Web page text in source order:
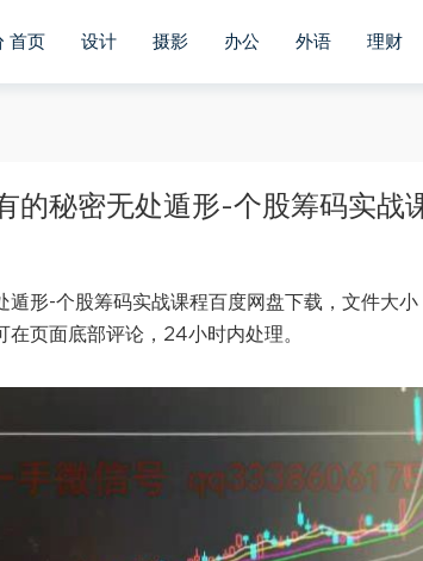
首页 设计 摄影 办公 外语 理财
的秘密无处遁形-个股筹码实战
遁形-个股筹码实战课程百度网盘下载，文件大
页面底部评论，24小时内处理。